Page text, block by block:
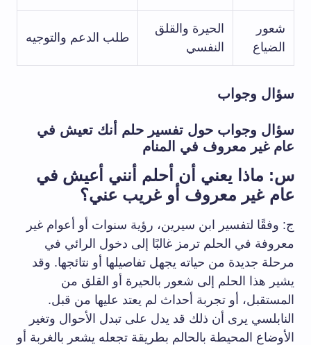
شعور
الضياع
الحيرة والقلق
النفسي
طلب الدعم والتوجيه
سؤال وجواب
سؤال وجواب حول تفسير حلم أنك تعيش في
عام غير معروف في المنام
س: ماذا يعني أن أحلم أنني أعيش في
عام غير معروف أو غريب عني؟
ج: وفقًا لتفسير ابن سيرين، رؤية سنوات أو أعوام غير
معروفة في الحلم ترمز غالبًا إلى دخول الرائي في
مرحلة جديدة من حياته يجهل تفاصيلها أو نتائجها. وقد
يشير هذا الحلم إلى شعور بالحيرة أو القلق من
المستقبل، أو تجربة أحداث لم يعتد عليها من قبل.
النابلسي يرى أن ذلك قد يدل على تبدل الأحوال وتغير
الأوضاع المحيطة بالحالم بطريقة تجعله يشعر بالغربة أو